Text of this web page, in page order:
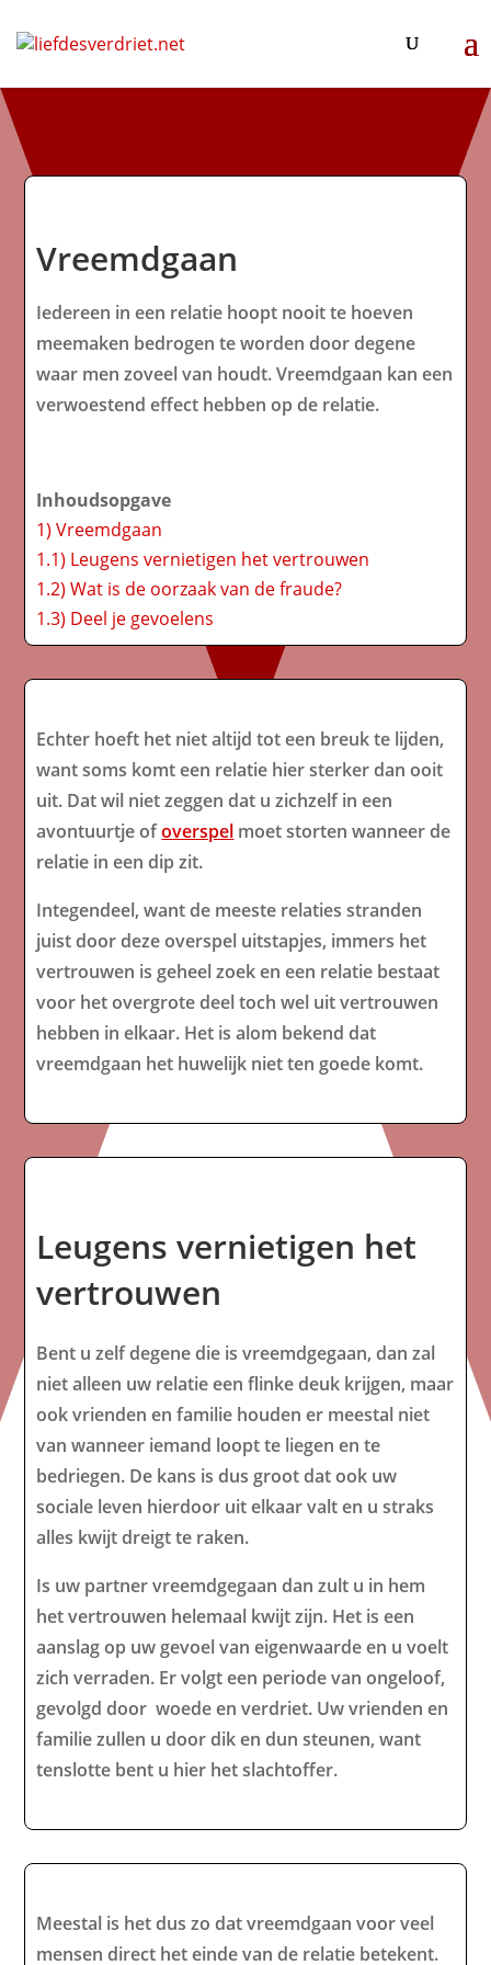
Vreemdgaan
Iedereen in een relatie hoopt nooit te hoeven
meemaken bedrogen te worden door degene
waar men zoveel van houdt. Vreemdgaan kan een
verwoestend effect hebben op de relatie.
Inhoudsopgave
1) Vreemdgaan
1.1) Leugens vernietigen het vertrouwen
1.2) Wat is de oorzaak van de fraude?
1.3) Deel je gevoelens
Echter hoeft het niet altijd tot een breuk te lijden,
want soms komt een relatie hier sterker dan ooit
uit. Dat wil niet zeggen dat u zichzelf in een
avontuurtje ofoverspel moet storten wanneer de
relatie in een dip zit.
Integendeel, want de meeste relaties stranden
juist door deze overspel uitstapjes, immers het
vertrouwen is geheel zoek en een relatie bestaat
voor het overgrote deel toch wel uit vertrouwen
hebben in elkaar. Het is alom bekend dat
vreemdgaan het huwelijk niet ten goede komt.
Leugens vernietigen het
vertrouwen
Bent u zelf degene die is vreemdgegaan, dan zal
niet alleen uw relatie een flinke deuk krijgen, maar
ook vrienden en familie houden er meestal niet
van wanneer iemand loopt te liegen en te
bedriegen. De kans is dus groot dat ook uw
sociale leven hierdoor uit elkaar valt en u straks
alles kwijt dreigt te raken.
Is uw partner vreemdgegaan dan zult u in hem
het vertrouwen helemaal kwijt zijn. Het is een
aanslag op uw gevoel van eigenwaarde en u voelt
zich verraden. Er volgt een periode van ongeloof,
gevolgd door woede en verdriet. Uw vrienden en
familie zullen u door dik en dun steunen, want
tenslotte bent u hier het slachtoffer.
Meestal is het dus zo dat vreemdgaan voor veel
mensen direct het einde van de relatie betekent.